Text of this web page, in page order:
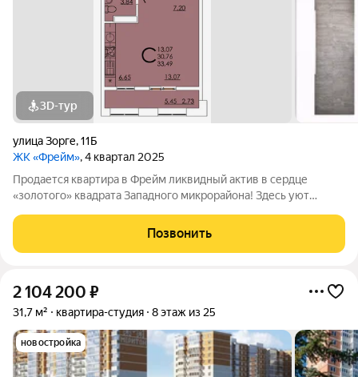
3D-тур
улица Зорге,11Б
ЖК «Фрейм», 4 квартал 2025
Продается квартира в Фрейм ликвидный актив в сердце
«золотого» квадрата Западного микрорайона! Здесь уют
общественного транспорта. Добраться
Позвонить
2 104 200 ₽
31,7 м² квартира-студия 8 этаж из 25
новостройка